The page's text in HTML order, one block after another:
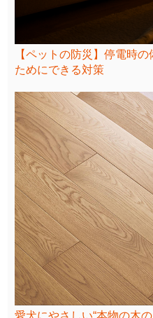
【ペットの防災】停電時
ためにできる対策
愛犬にやさしい“本物の木